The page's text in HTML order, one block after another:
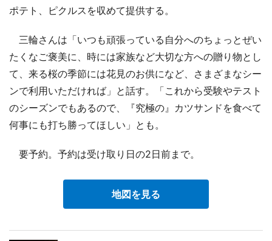
ポテト、ピクルスを収めて提供する。
三輪さんは「いつも頑張っている自分へのちょっとぜい
たくなご褒美に、時には家族など大切な方への贈り物とし
て、来る桜の季節には花見のお供になど、さまざまなシー
ンで利用いただければ」と話す。「これから受験やテスト
のシーズンでもあるので、『究極の』カツサンドを食べて
何事にも打ち勝ってほしい」とも。
要予約。予約は受け取り日の2日前まで。
地図を見る